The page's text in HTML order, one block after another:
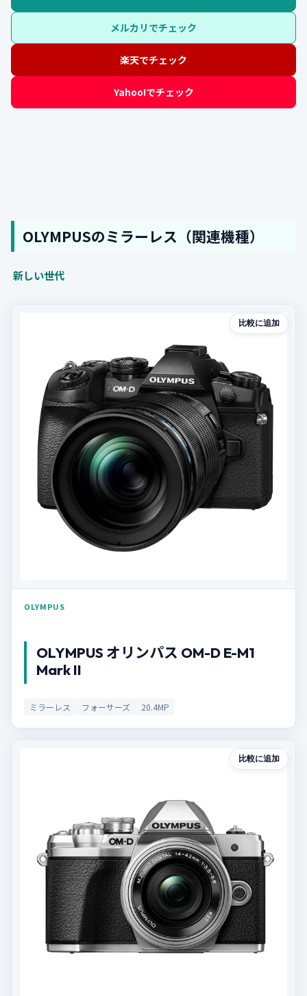
メルカリでチェック
楽天でチェック
Yahoo!でチェック
OLYMPUSのミラーレス（関連機種）
新しい世代
比較に追加
OLYMPUS
OLYMPUS オリンパス OM-D E-M1
Mark II
ミラーレス フォーサーズ 20.4MP
比較に追加